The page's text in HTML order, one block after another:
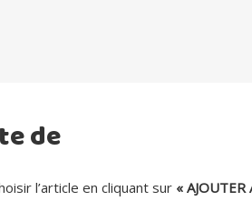
de
l’article en cliquant sur « AJOUTER